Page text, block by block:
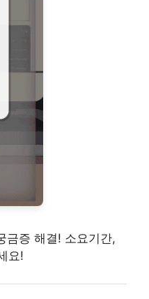
금증 해결! 소요기간,
요!